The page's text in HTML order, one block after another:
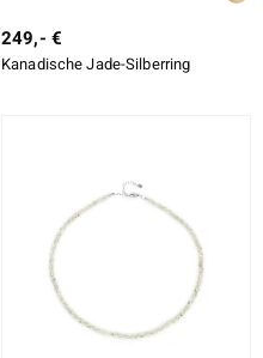
249,- €
Kanadische Jade-Silberring